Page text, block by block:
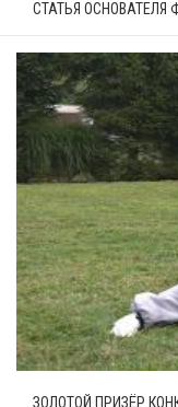
СТАТЬЯ
ЗОЛОТОЙ ПРИЗЁР